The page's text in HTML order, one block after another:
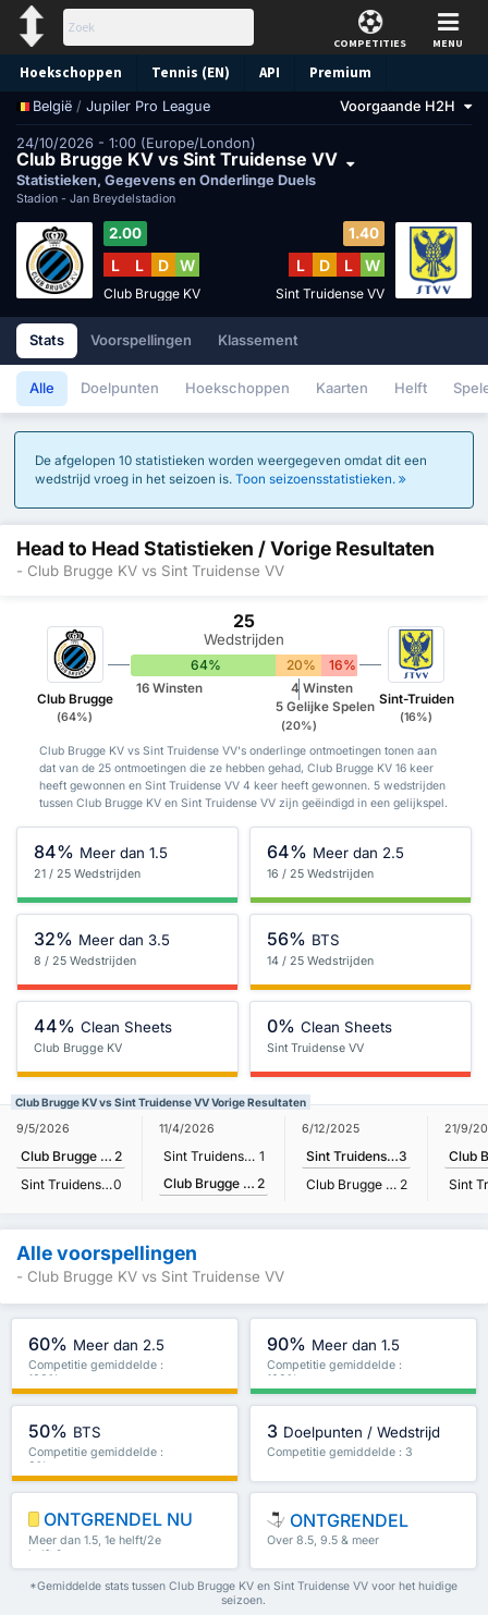
COMPETITIES MENU
Hoekschoppen Tennis (EN) API Premium
Voorspelling
België / Jupiler Pro League Voorgaande H2H
24/10/2026 - 1:00 (Europe/London)
Club Brugge KV vs Sint Truidense VV
Statistieken, Gegevens en Onderlinge Duels
Stadion - Jan Breydelstadion
2.00
L L D W
Club Brugge KV
1.40
L D L W
Sint Truidense VV
Stats Voorspellingen Klassement
Alle Doelpunten Hoekschoppen Kaarten Helft
De afgelopen 10 statistieken worden weergegeven omdat dit een
wedstrijd vroeg in het seizoen is. Toon seizoensstatistieken.
Head to Head Statistieken / Vorige Resultaten
- Club Brugge KV vs Sint Truidense VV
Club Brugge
(64%)
25
Wedstrijden
64% 20% 16%
16 Winsten
5 Gelijke Spelen
(20%)
4 Winsten
Sint-Truiden
(16%)
Club Brugge KV vs Sint Truidense VV's onderlinge ontmoetingen tonen aan
dat van de 25 ontmoetingen die ze hebben gehad, Club Brugge KV 16 keer
heeft gewonnen en Sint Truidense VV 4 keer heeft gewonnen. 5 wedstrijden
tussen Club Brugge KV en Sint Truidense VV zijn geëindigd in een gelijkspel.
84% Meer dan 1.5
21 / 25 Wedstrijden
64% Meer dan 2.5
16 / 25 Wedstrijden
32% Meer dan 3.5
8 / 25 Wedstrijden
56% BTS
14 / 25 Wedstrijden
44% Clean Sheets
Club Brugge KV
0% Clean Sheets
Sint Truidense VV
Club Brugge KV vs Sint Truidense VV Vorige Resultaten
9/5/2026
Club Brugge KV 2
Sint Truidense VV0
11/4/2026
Sint Truidense VV 1
Club Brugge KV 2
6/12/2025
Sint Truidense VV3
Club Brugge KV 2
21/9/
Alle voorspellingen
- Club Brugge KV vs Sint Truidense VV
60% Meer dan 2.5
Competitie gemiddelde :
100%
90% Meer dan 1.5
Competitie gemiddelde :
100%
50% BTS
Competitie gemiddelde :
0%
3 Doelpunten / Wedstrijd
Competitie gemiddelde : 3
ONTGRENDEL NU
Meer dan 1.5, 1e helft/2e
helft & meer
ONTGRENDEL
Over 8.5, 9.5 & meer
*Gemiddelde stats tussen Club Brugge KV en Sint Truidense VV voor het huidige
seizoen.